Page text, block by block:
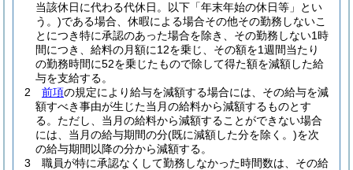
当該休日に代わる代休日。以下「年末年始の休日等」とい
う。)である場合、休暇による場合その他その勤務しないこ
とにつき特に承認のあった場合を除き、その勤務しない1時
間につき、給料の月額に12を乗じ、その額を1週間当たり
の勤務時間に52を乗じたもので除して得た額を減額した給
与を支給する。
2
前項の規定により給与を減額する場合には、その給与を減
額すべき事由が生じた当月の給料から減額するものとす
る。 ただし、当月の給料から減額することができない場合
には、当月の給与期間の分(既に減額した分を除く。)を次
の給与期間以降の分から減額する。
3
職員が特に承認なくして勤務しなかった時間数は、その給